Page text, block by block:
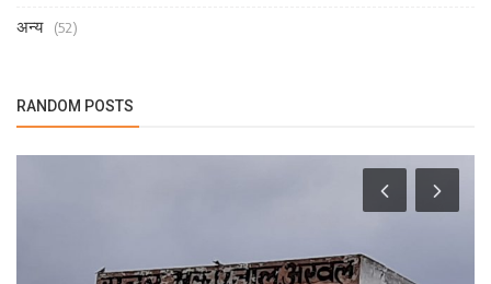
अन्य (52)
RANDOM POSTS